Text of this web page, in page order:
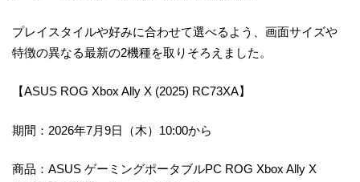
プレイスタイルや好みに合わせて選べるよう、画面サイズや
特徴の異なる最新の2機種を取りそろえました。
【ASUS ROG Xbox Ally X (2025) RC73XA】
期間：2026年7月9日（木）10:00から
商品：ASUS ゲーミングポータブルPC ROG Xbox Ally X